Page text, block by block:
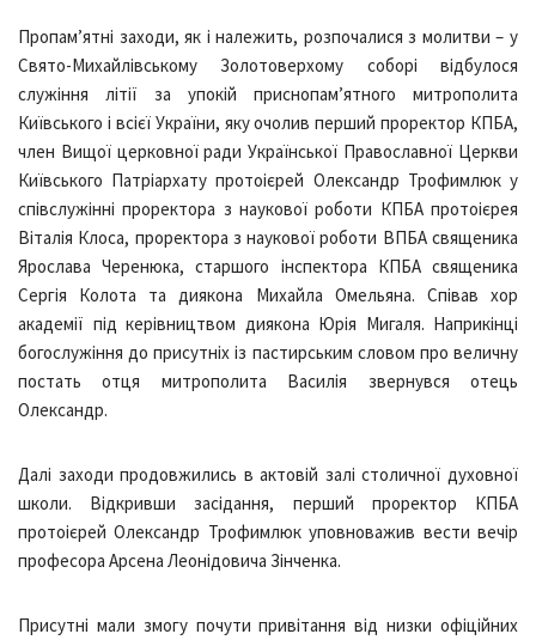
Пропам’ятні заходи, як і належить, розпочалися з молитви – у
Свято-Михайлівському Золотоверхому соборі відбулося
служіння літії за упокій приснопам’ятного митрополита
Київського і всієї України, яку очолив перший проректор КПБА,
член Вищої церковної ради Української Православної Церкви
Київського Патріархату протоієрей Олександр Трофимлюк у
співслужінні проректора з наукової роботи КПБА протоієрея
Віталія Клоса, проректора з наукової роботи ВПБА священика
Ярослава Черенюка, старшого інспектора КПБА священика
Сергія Колота та диякона Михайла Омельяна. Співав хор
академії під керівництвом диякона Юрія Мигаля. Наприкінці
богослужіння до присутніх із пастирським словом про величну
постать отця митрополита Василія звернувся отець
Олександр.
Далі заходи продовжились в актовій залі столичної духовної
школи. Відкривши засідання, перший проректор КПБА
протоієрей Олександр Трофимлюк уповноважив вести вечір
професора Арсена Леонідовича Зінченка.
Присутні мали змогу почути привітання від низки офіційних